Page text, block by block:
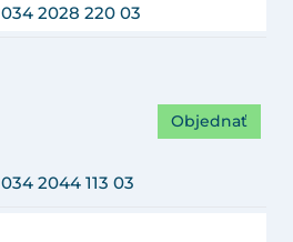
034 2028 220 03
034 2044 113 03
Objednať